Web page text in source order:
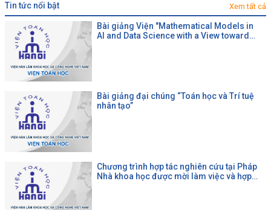
tin tức nổi bật Xem tất cả
Bài giảng Viện "Mathematical Models in
AI and Data Science with a View toward
Bài giảng đại chúng “Toán học và Trí tuệ
nhân tạo”
Chương trình hợp tác nghiên cứu tại Pháp
Nhà khoa học được mời làm việc và hợp